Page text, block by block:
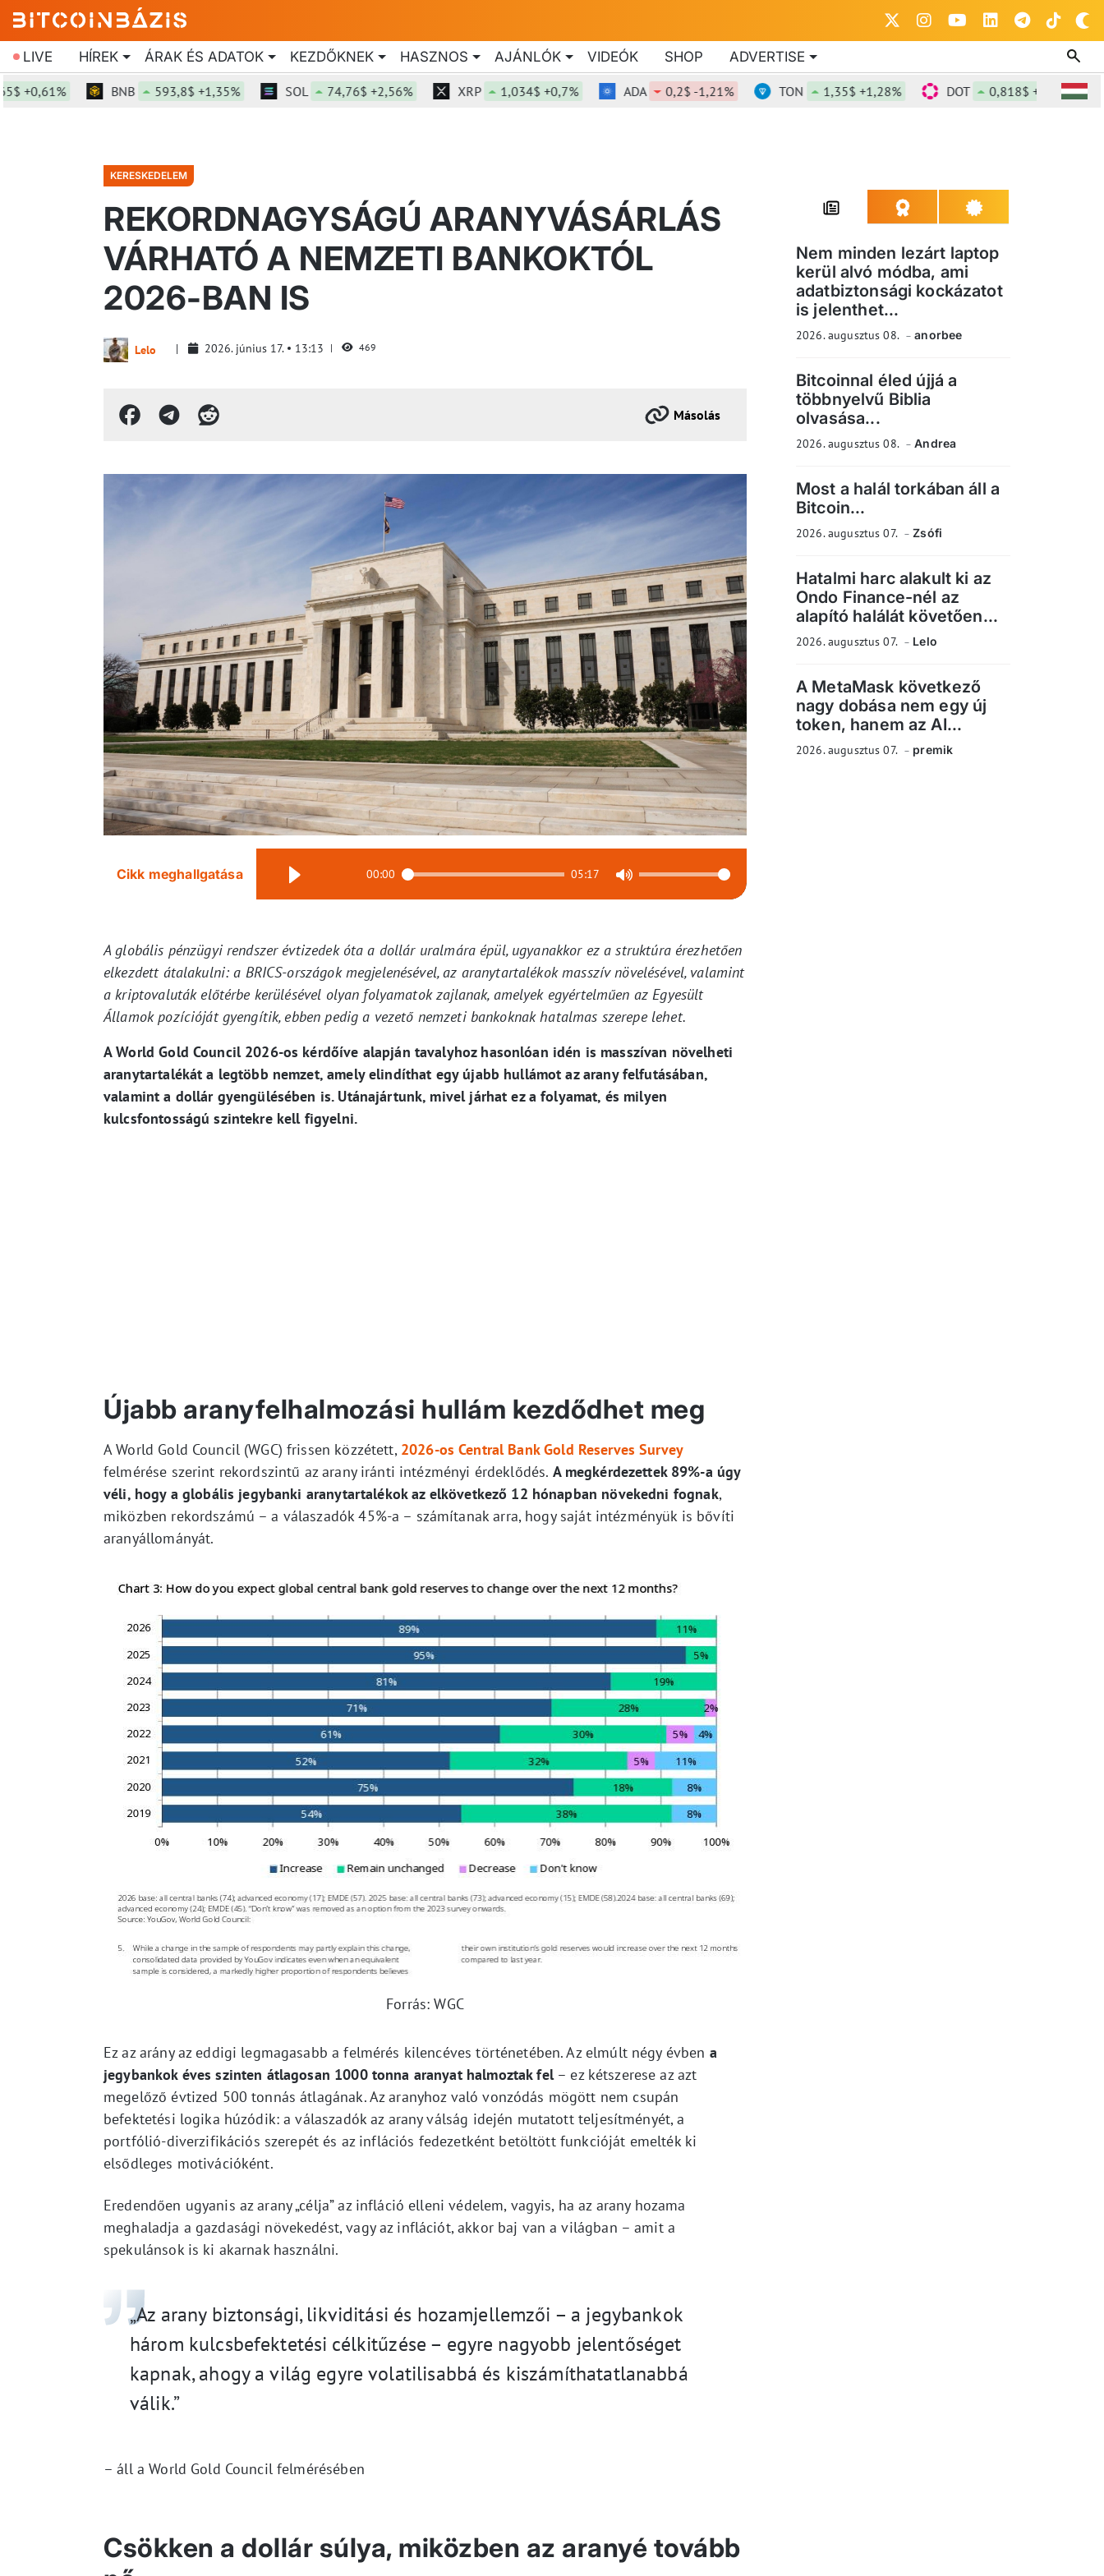
LIVE HÍREK ÁRAK ÉS ADATOK KEZDŐKNEK HASZNOS AJÁNLÓK VIDEÓK SHOP ADVERTISE
BNB 593,8$ +1,35% SOL 74,76$ +2,56% XRP 1,034$ +0,7% ADA 0,2$ -1,21% TON 1,35$ +1,28% DOT 0,818$ +0,2%
KERESKEDELEM
REKORDNAGYSÁGÚ ARANYVÁSÁRLÁS
VÁRHATÓ A NEMZETI BANKOKTÓL
2026-BAN IS
Lelo 2026. június 17. 13:13 469
Másolás
Cikk meghallgatása 00:00 05:17
A globális pénzügyi rendszer évtizedek óta a dollár uralmára épül, ugyanakkor ez a struktúra érezhetően
elkezdett átalakulni: a BRICS-országok megjelenésével, az aranytartalékok masszív növelésével, valamint
a kriptovaluták előtérbe kerülésével olyan folyamatok zajlanak, amelyek egyértelműen az Egyesült
Államok pozícióját gyengítik, ebben pedig a vezető nemzeti bankoknak hatalmas szerepe lehet.
A World Gold Council 2026-os kérdőíve alapján tavalyhoz hasonlóan idén is masszívan növelheti
aranytartalékát a legtöbb nemzet, amely elindíthat egy újabb hullámot az arany felfutásában,
valamint a dollár gyengülésében is. Utánajártunk, mivel járhat ez a folyamat, és milyen
kulcsfontosságú szintekre kell figyelni.
Újabb aranyfelhalmozási hullám kezdődhet meg
A World Gold Council (WGC) frissen közzétett, 2026-os Central Bank Gold Reserves Survey
felmérése szerint rekordszintű az arany iránti intézményi érdeklődés. A megkérdezettek 89%-a úgy
véli, hogy a globális jegybanki aranytartalékok az elkövetkező 12 hónapban növekedni fognak,
miközben rekordszámú – a válaszadók 45%-a – számítanak arra, hogy saját intézményük is bővíti
aranyállományát.
Forrás: WGC
Ez az arány az eddigi legmagasabb a felmérés kilencéves történetében. Az elmúlt négy évben a
jegybankok éves szinten átlagosan 1000 tonna aranyat halmoztak fel– ez kétszerese az azt
megelőző évtized 500 tonnás átlagának. Az aranyhoz való vonzódás mögött nem csupán
befektetési logika húzódik: a válaszadók az arany válság idején mutatott teljesítményét, a
portfólió-diverzifikációs szerepét és az inflációs fedezetként betöltött funkcióját emelték ki
elsődleges motivációként.
Eredendően ugyanis az arany „célja” az infláció elleni védelem, vagyis, ha az arany hozama
meghaladja a gazdasági növekedést, vagy az inflációt, akkor baj van a világban – amit a
spekulánsok is ki akarnak használni.
„Az arany biztonsági, likviditási és hozamjellemzői – a jegybankok
három kulcsbefektetési célkitűzése – egyre nagyobb jelentőséget
kapnak, ahogy a világ egyre volatilisabbá és kiszámíthatatlanabbá
válik.”
– áll a World Gold Council felmérésében
Csökken a dollár súlya, miközben az aranyé tovább
Nem minden lezárt laptop
kerül alvó módba, ami
adatbiztonsági kockázatot
is jelenthet...
2026. augusztus 08. anorbee
Bitcoinnal éled újjá a
többnyelvű Biblia
olvasása...
2026. augusztus 08. Andrea
Most a halál torkában áll a
Bitcoin...
2026. augusztus 07. Zsófi
Hatalmi harc alakult ki az
Ondo Finance-nél az
alapító halálát követően...
2026. augusztus 07. Lelo
A MetaMask következő
nagy dobása nem egy új
token, hanem az AI...
2026. augusztus 07. premik